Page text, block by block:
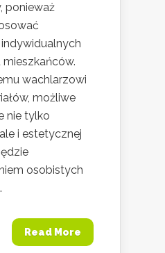
ponieważ
wachlarzowi
możliwe
nie tylko
i estetycznej
osobistych
Read More